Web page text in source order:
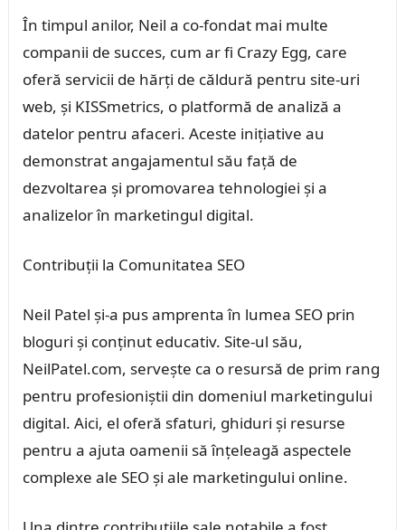
În timpul anilor, Neil a co-fondat mai multe
companii de succes, cum ar fi Crazy Egg, care
oferă servicii de hărți de căldură pentru site-uri
web, și KISSmetrics, o platformă de analiză a
datelor pentru afaceri. Aceste inițiative au
demonstrat angajamentul său față de
dezvoltarea și promovarea tehnologiei și a
analizelor în marketingul digital.
Contribuții la Comunitatea SEO
Neil Patel și-a pus amprenta în lumea SEO prin
bloguri și conținut educativ. Site-ul său,
NeilPatel.com, servește ca o resursă de prim rang
pentru profesioniștii din domeniul marketingului
digital. Aici, el oferă sfaturi, ghiduri și resurse
pentru a ajuta oamenii să înțeleagă aspectele
complexe ale SEO și ale marketingului online.